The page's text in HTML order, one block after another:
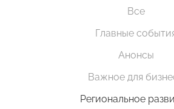
Все
Главные
Анонсы
Важное для
Региональное